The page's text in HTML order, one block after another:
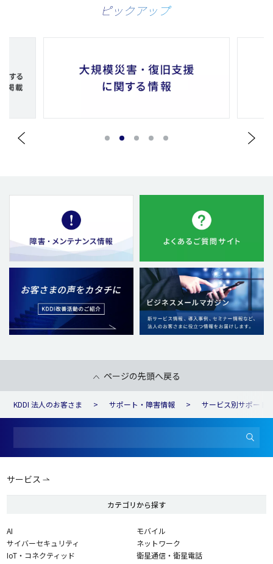
ピックアップ
ページの先頭へ戻る
KDDI 法人のお客さま サポート・障害情報 サービス別サポート
サービス
カテゴリから探す
AI
サイバーセキュリティ
IoT・コネクティッド
モバイル
ネットワーク
衛星通信・衛星電話